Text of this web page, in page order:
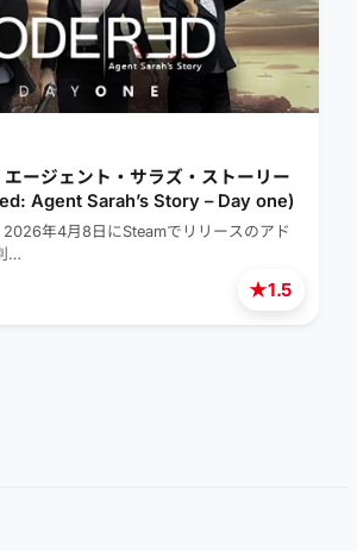
★1.5
ージェント・サラズ・ストーリー
Agent Sarah’s Story – Day one)
2026年4月8日にSteamでリリースのアド
…